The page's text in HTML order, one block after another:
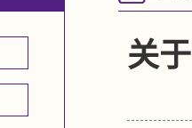
关